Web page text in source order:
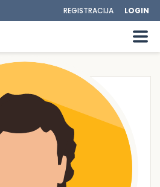
REGISTRACIJA LOGIN